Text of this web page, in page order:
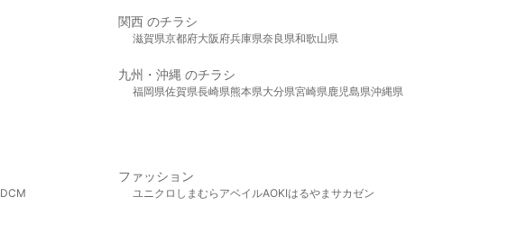
関西 のチラシ
滋賀県京都府大阪府兵庫県奈良県和歌山県
九州・沖縄 のチラシ
福岡県佐賀県長崎県熊本県大分県宮崎県鹿児島県沖縄県
DCM
ファッション
ユニクロ しまむら アベイルAOKIはるやま サカゼン